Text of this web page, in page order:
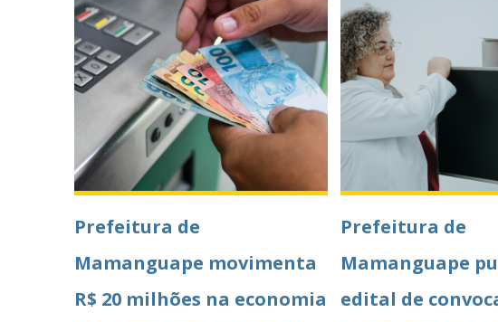
Prefeitura de
Mamanguape movimenta
R$ 20 milhões na economia
Prefeitura de
Mamanguape
edital de